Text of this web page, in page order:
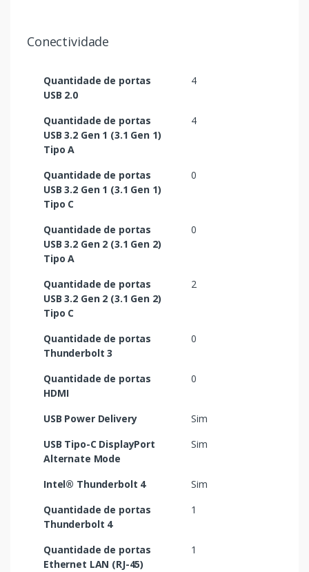
Conectividade
Quantidade de portas
USB 2.0
4
Quantidade de portas
USB 3.2 Gen 1 (3.1 Gen 1)
Tipo A
4
Quantidade de portas
USB 3.2 Gen 1 (3.1 Gen 1)
Tipo C
0
Quantidade de portas
USB 3.2 Gen 2 (3.1 Gen 2)
Tipo A
0
Quantidade de portas
USB 3.2 Gen 2 (3.1 Gen 2)
Tipo C
2
Quantidade de portas
Thunderbolt 3
0
Quantidade de portas
HDMI
0
USB Power Delivery
Sim
USB Tipo-C DisplayPort
Alternate Mode
Sim
Intel® Thunderbolt 4
Sim
Quantidade de portas
Thunderbolt 4
1
Quantidade de portas
Ethernet LAN (RJ-45)
1